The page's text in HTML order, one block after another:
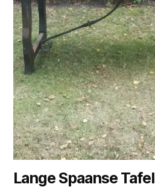
Lange Spaanse Tafel